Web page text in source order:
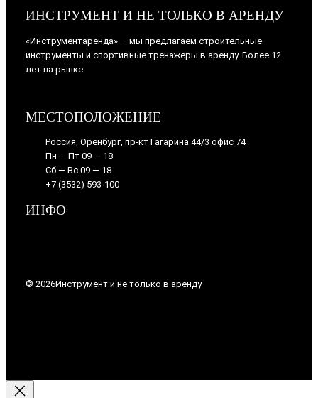
ИНСТРУМЕНТ И НЕ ТОЛЬКО В АРЕНДУ
«Инструментаренда» — мы предлагаем строительные
инструменты и спортивные тренажеры в аренду. Более 12
лет на рынке.
МЕСТОПОЛОЖЕНИЕ
Россия, Оренбург, пр-кт Гагарина 44/3 офис 74
Пн — Пт 09 — 18
Сб — Вс 09 — 18
+7 (3532) 593-100
ИНФО
© 2026Инструмент и не только в аренду